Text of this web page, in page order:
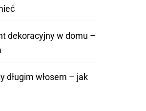
dekoracyjny w domu –
długim włosem – jak